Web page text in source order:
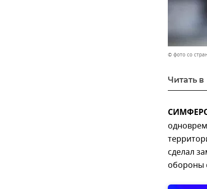
© фото со
Читать в
сделал
обороны